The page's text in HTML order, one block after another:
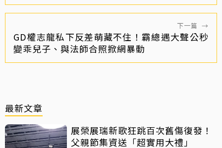
下一篇 →
GD權志龍私下反差萌藏不住！霸總遇大聲公秒
變乖兒子、與法師合照掀網暴動
最新文章
展榮展瑞新歌狂跳百次舊傷復發！
父親節集資送「超實用大禮」